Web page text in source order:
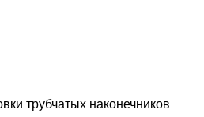
трубчатых наконечников